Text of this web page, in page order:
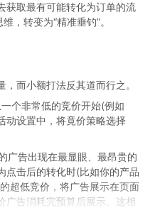
获取最有可能转化为订单的流
，转变为“精准垂钓”。
而小额打法反其道而行之。
个非常低的竞价开始(例如
设置中，将竟价策略选择
广告出现在最显眼、最昂贵的
点击后的转化时(比如你的产品
超低竞价，将广告展示在页面
广告消耗完预算后展示。这相